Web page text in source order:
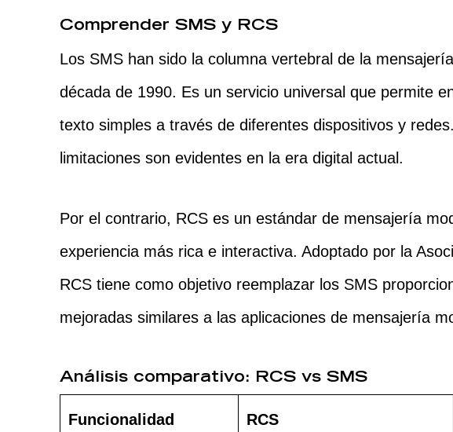
Comprender SMS y RCS
Los SMS han sido la columna vertebral de la
década de 1990. Es un servicio universal que permite
texto simples a través de diferentes dispositivos y
limitaciones son evidentes en la era digital actual.
Por el contrario, RCS es un estándar de mensajería
experiencia más rica e interactiva. Adoptado por la
RCS tiene como objetivo reemplazar los SMS
mejoradas similares a las aplicaciones de mensajería
Análisis comparativo: RCS vs SMS
Funcionalidad RCS